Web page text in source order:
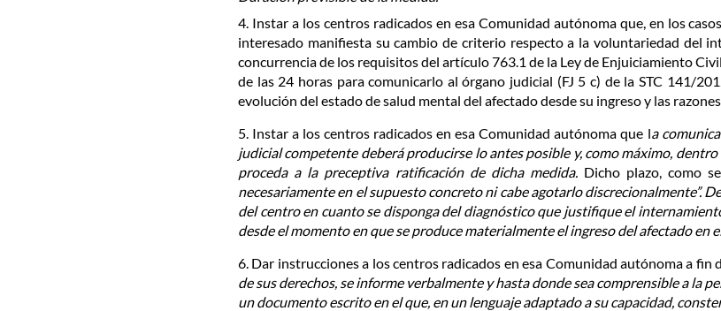
4. Instar a los centros radicados en esa Comunidad autónoma que, en los
interesado manifiesta su cambio de criterio respecto a la voluntariedad del
concurrencia de los requisitos del artículo 763.1 de la Ley de Enjuiciamiento
de las 24 horas para comunicarlo al órgano judicial (FJ 5 c) de la STC 141/
evolución del estado de salud mental del afectado desde su ingreso y las
5. Instar a los centros radicados en esa Comunidad autónoma que la
judicial competente deberá producirse lo antes posible y, como máximo,
proceda a la preceptiva ratificación de dicha medida.Dicho plazo, como
necesariamente en el supuesto concreto ni cabe agotarlo discrecionalmente”.
del centro en cuanto se disponga del diagnóstico que justifique el
desde el momento en que se produce materialmente el ingreso del afectado en
6. Dar instrucciones a los centros radicados en esa Comunidad autónoma a fin
de sus derechos, se informe verbalmente y hasta donde sea comprensible a la
un documento escrito en el que, en un lenguaje adaptado a su capacidad,